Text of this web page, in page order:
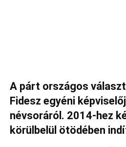
A párt országos
Fidesz egyéni
névsoráról. 2014-hez
körülbelül ötödében